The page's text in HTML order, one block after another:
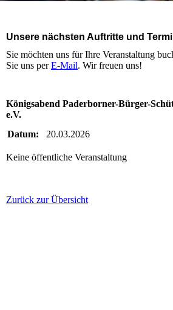
Unsere nächsten Auftritte und
Sie möchten uns für Ihre Veranstaltung
Sie uns perE-Mail. Wir freuen uns!
Königsabend Paderborner-Bürger-
e.V.
Datum:
20.03.2026
Keine öffentliche Veranstaltung
Zurück zur Übersicht